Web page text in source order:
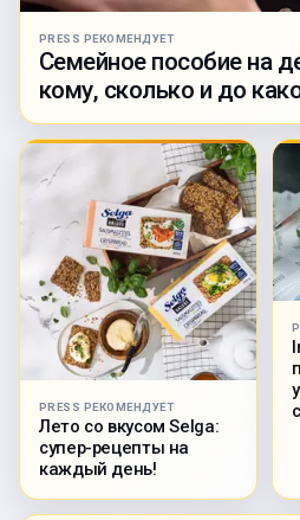
PRESS РЕКОМЕНДУЕТ
Семейное пособие на
кому, сколько и до
PRESS РЕКОМЕНДУЕТ
Лето со вкусом Selga:
супер-рецепты на
каждый день!